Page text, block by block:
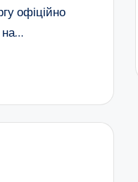
офіційно
на…